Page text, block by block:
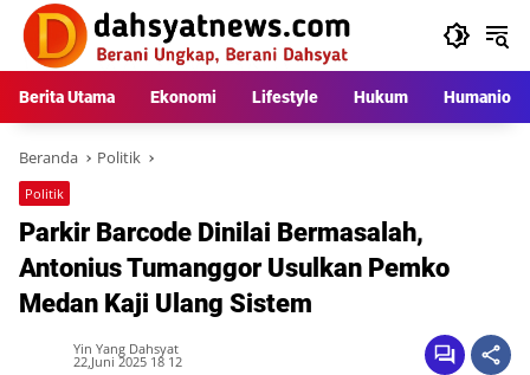
Langsung
konten
Berita Utama Ekonomi Lifestyle Hukum Humaniora
Beranda Politik
Politik
Parkir Barcode Dinilai Bermasalah,
Antonius Tumanggor Usulkan Pemko
Medan Kaji Ulang Sistem
Yin Yang Dahsyat
22,Juni 2025 18 12